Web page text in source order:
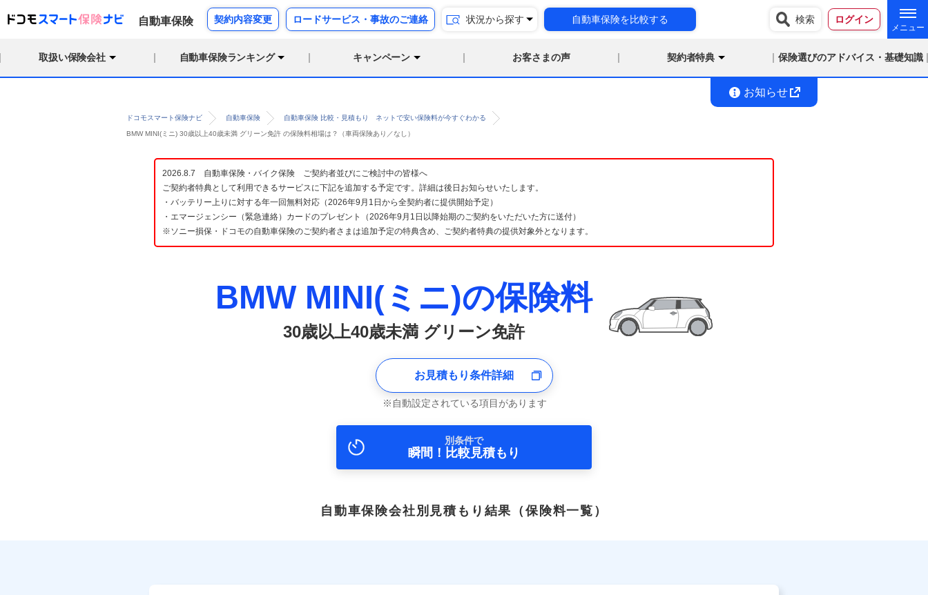
自動車保険 契約内容変更 ロードサービス・事故のご連絡 状況から探す 自動車保険を比較する 検索 ログイン
取扱い保険会社 自動車保険ランキング キャンペーン お客さまの声 契約者特典 保険選びのアドバイス・基礎知識
お知らせ
ドコモスマート保険ナビ 自動車保険 自動車保険 比較・見積もり ネットで安い保険料が今すぐわかる
BMW MINI(ミニ) 30歳以上40歳未満 グリーン免許 の保険料相場は？（車両保険あり／なし）
2026.8.7 自動車保険・バイク保険 ご契約者並びにご検討中の皆様へ
ご契約者特典として利用できるサービスに下記を追加する予定です。詳細は後日お知らせいたします。
・バッテリー上りに対する年一回無料対応（2026年9月1日から全契約者に提供開始予定）
・エマージェンシー（緊急連絡）カードのプレゼント（2026年9月1日以降始期のご契約をいただいた方に送付）
※ソニー損保・ドコモの自動車保険のご契約者さまは追加予定の特典含め、ご契約者特典の提供対象外となります。
BMW MINI(ミニ)の保険料
30歳以上40歳未満 グリーン免許
お見積もり条件詳細
自動設定されている項目があります
別条件で
瞬間！比較見積もり
自動車保険会社別見積もり結果 （保険料一覧）